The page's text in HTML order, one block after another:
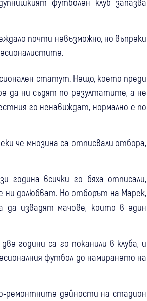
почти невъзможно, но въпреки
статут. Нещо, което преди
да ни съдят по резултатите, а не
го ненавиждат, нормално е по
че мнозина са отписвали отбора,
година всички го бяха отписали,
ни долюбват. Но отборът на Марек,
да извадят мачове, които в един
години са го поканили в клуба, и
футбол до намирането на
ремонтните дейности на стадион